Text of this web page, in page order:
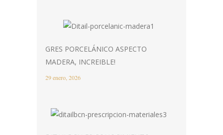
GRES PORCELÁNICO ASPECTO
MADERA, INCREIBLE!
29 enero, 2026